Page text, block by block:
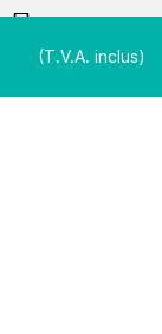
(T.V.A. inclus)